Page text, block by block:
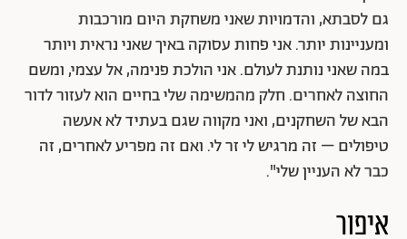
גם לסבתא, והדמויות שאני משחקת היום מורכבות
ומעניינות יותר. אני פחות עסוקה באיך שאני נראית ויותר
במה שאני נותנת לעולם. אני הולכת פנימה, אל עצמי, ומשם
החוצה לאחרים. חלק מהמשימה שלי בחיים הוא לעזור לדור
הבא של השחקנים, ואני מקווה שגם בעתיד לא אעשה
טיפולים – זה מרגיש לי זר לי. ואם זה מפריע לאחרים, זה
כבר לא העניין שלי".
איפור